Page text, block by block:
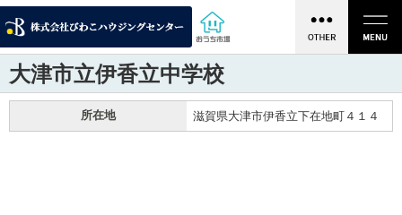
大津市立伊香立中学校
所在地 滋賀県大津市伊香立下在地町４１４